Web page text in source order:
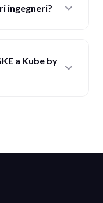
ingegneri?
a Kube by